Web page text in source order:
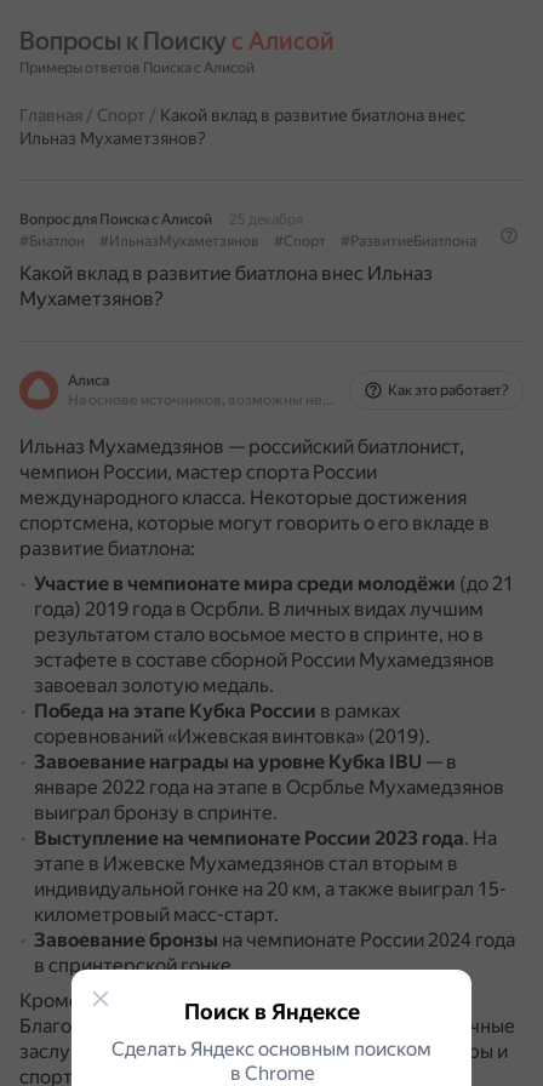
Вопросы к Поиску с Алисой
Примеры ответов Поиска с Алисой
Главная / Спорт / Какой вклад в развитие биатлона внес
Ильназ Мухаметзянов?
Вопрос для Поиска с Алисой
25 декабря
#Биатлон
#ИльназМухаметзянов #Спорт #РазвитиеБиатлона
Какой вклад в развитие биатлона внес Ильназ
Мухаметзянов?
Алиса
На основе источников, возможны неточности
Как это работает?
Ильназ Мухамедзянов — российский биатлонист,
чемпион России, мастер спорта России
международного класса. Некоторые достижения
спортсмена, которые могут говорить о его вкладе в
развитие биатлона:
Участие в чемпионате мира среди молодёжи (до 21
года) 2019 года в Осрбли. В личных видах лучшим
результатом стало восьмое место в спринте, но в
эстафете в составе сборной России Мухамедзянов
завоевал золотую медаль.
Победа на этапе Кубка России в рамках
соревнований «Ижевская винтовка» (2019).
Завоевание награды на уровне Кубка IBU — в
январе 2022 года на этапе в Осрблье Мухамедзянов
выиграл бронзу в спринте.
Выступление на чемпионате России 2023 года. На
этапе в Ижевске Мухамедзянов стал вторым в
индивидуальной гонке на 20 км, а также выиграл 15-
километровый масс-старт.
Завоевание бронзы на чемпионате России 2024 года
в спринтерской гонке.
Кроме того, в 2023 году Мухамедзянов получил
Благодарность от властей Удмуртии за особые личные
заслуги и достижения в сфере физической культуры и
спорта.
Поиск в Яндексе
Сделать Яндекс основным поиском
в Сhrome